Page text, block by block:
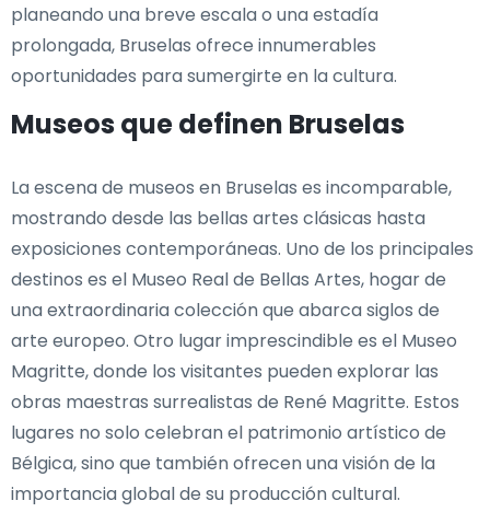
planeando una breve escala o una estadía
prolongada, Bruselas ofrece innumerables
oportunidades para sumergirte en la cultura.
Museos que definen Bruselas
La escena de museos en Bruselas es incomparable,
mostrando desde las bellas artes clásicas hasta
exposiciones contemporáneas. Uno de los principales
destinos es el Museo Real de Bellas Artes, hogar de
una extraordinaria colección que abarca siglos de
arte europeo. Otro lugar imprescindible es el Museo
Magritte, donde los visitantes pueden explorar las
obras maestras surrealistas de René Magritte. Estos
lugares no solo celebran el patrimonio artístico de
Bélgica, sino que también ofrecen una visión de la
importancia global de su producción cultural.